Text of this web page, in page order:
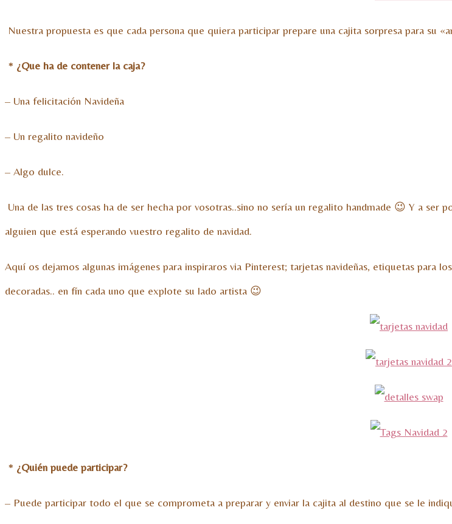
Nuestra propuesta es que cada persona que quiera participar prepare una cajita sorpresa para su
* ¿Que ha de contener la caja?
– Una felicitación Navideña
– Un regalito navideño
– Algo dulce.
Una de las tres cosas ha de ser hecha por vosotras..sino no sería un regalito handmade 😉 Y a ser
alguien que está esperando vuestro regalito de navidad.
Aquí os dejamos algunas imágenes para inspiraros via Pinterest; tarjetas navideñas, etiquetas para
decoradas.. en fín cada uno que explote su lado artista 😉
* ¿Quién puede participar?
– Puede participar todo el que se comprometa a preparar y enviar la cajita al destino que se le